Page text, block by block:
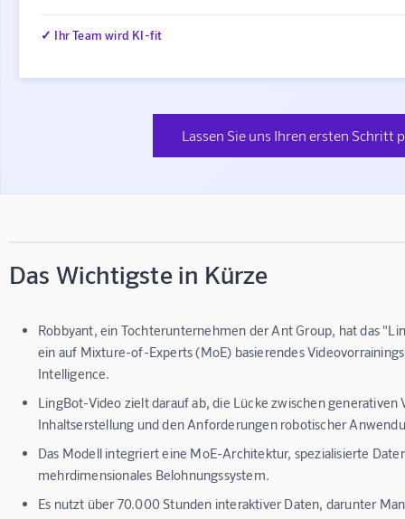
✓ Ihr Team wird KI-fit
Lassen Sie uns Ihren ersten Schritt
Das Wichtigste in Kürze
Robbyant, ein Tochterunternehmen der Ant Group, hat das
ein auf Mixture-of-Experts (MoE) basierendes
Intelligence.
LingBot-Video zielt darauf ab, die Lücke zwischen generativen
Inhaltserstellung und den Anforderungen robotischer
Das Modell integriert eine MoE-Architektur, spezialisierte
mehrdimensionales Belohnungssystem.
Es nutzt über 70.000 Stunden interaktiver Daten, darunter